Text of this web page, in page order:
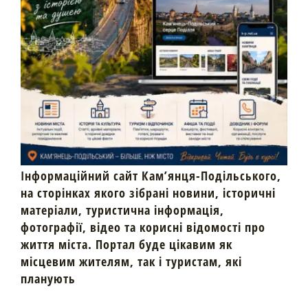
Інформаційний сайт Кам’янця-Подільського,
на сторінках якого зібрані новини, історичні
матеріали, туристична інформація,
фотографії, відео та корисні відомості про
життя міста. Портал буде цікавим як
місцевим жителям, так і туристам, які
планують